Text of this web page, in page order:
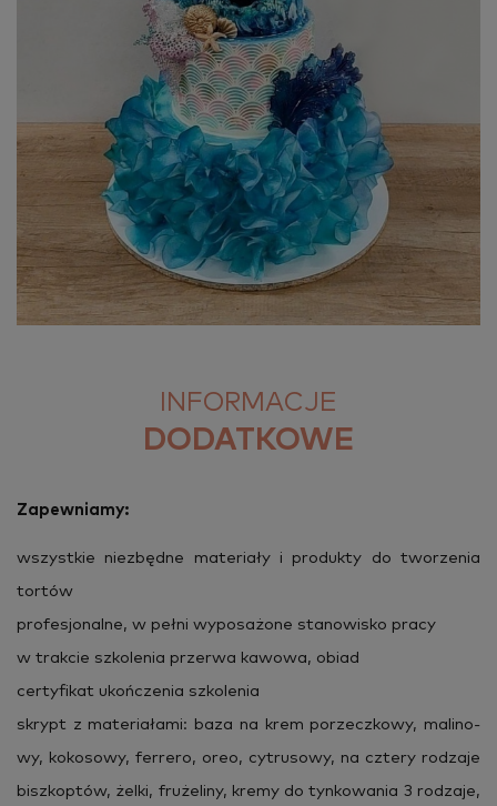
INFORMACJE
DODATKOWE
Za­pew­nia­my:
wszyst­kie nie­zbęd­ne ma­te­ria­ły i pro­duk­ty do two­rze­nia
tor­tów
pro­fe­sjo­nal­ne, w pełni wy­po­sa­żo­ne sta­no­wi­sko pracy
w trak­cie szko­le­nia prze­rwa ka­wo­wa, obiad
cer­ty­fi­kat ukoń­cze­nia szko­le­nia
skrypt z ma­te­ria­ła­mi: baza na krem po­rzecz­ko­wy, ma­li­no­
wy, ko­ko­so­wy, fer­re­ro, oreo, cy­tru­so­wy, na czte­ry ro­dza­je
bisz­kop­tów, żelki, fru­że­li­ny, kremy do tyn­ko­wa­nia 3 ro­dza­je,